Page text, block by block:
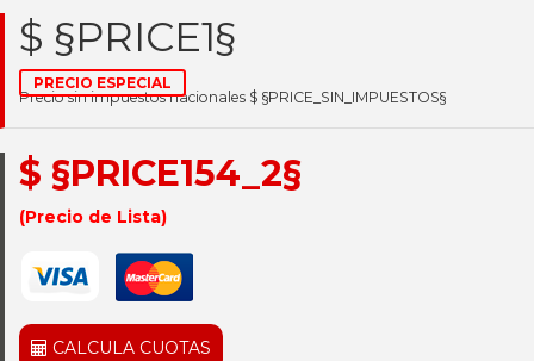
$ §PRICE1§
PRECIO ESPECIAL
Precio sin impuestos nacionales $ §PRICE_SIN_IMPUESTOS§
$ §PRICE154_2§
(Precio de Lista)
CALCULA CUOTAS